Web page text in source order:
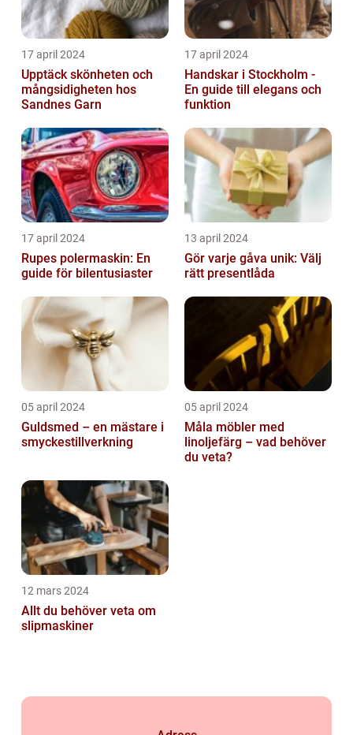
17 april 2024
Upptäck skönheten och
mångsidigheten hos
Sandnes Garn
17 april 2024
Handskar i Stockholm -
En guide till elegans och
funktion
17 april 2024
Rupes polermaskin: En
guide för bilentusiaster
13 april 2024
Gör varje gåva unik: Välj
rätt presentlåda
05 april 2024
Guldsmed – en mästare i
smyckestillverkning
05 april 2024
Måla möbler med
linoljefärg – vad behöver
du veta?
12 mars 2024
Allt du behöver veta om
slipmaskiner